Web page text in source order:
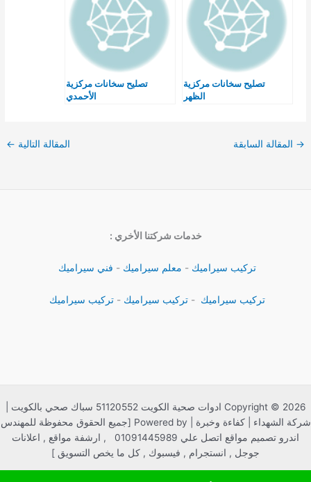
تصليح سخانات مركزية
الظهر
تصليح سخانات مركزية
الأحمدي
→ المقالة السابقة المقالة التالية ←
خدمات شركتنا الأخري :
تركيب سيراميك - معلم سيراميك - فني سيراميك
تركيب سيراميك - تركيب سيراميك -تركيب سيراميك
Copyright © 2026 ادوات صحية الكويت 51120552 سباك صحي بالكويت |
شركة الشهداء | كفاءة وخبرة | Powered by [جميع الحقوق محفوظة للمهندس
اندرو تصميم مواقع اتصل علي 01091445989 , ارشفة مواقع , اعلانات
جوجل , انستجرام , فيسبوك , كل ما يخص التسويق ]